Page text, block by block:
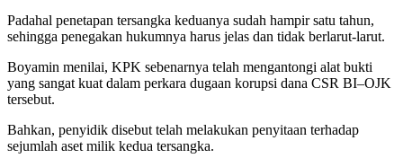
Padahal penetapan tersangka keduanya sudah hampir satu tahun,
sehingga penegakan hukumnya harus jelas dan tidak berlarut-larut.
Boyamin menilai, KPK sebenarnya telah mengantongi alat bukti
yang sangat kuat dalam perkara dugaan korupsi dana CSR BI–OJK
tersebut.
Bahkan, penyidik disebut telah melakukan penyitaan terhadap
sejumlah aset milik kedua tersangka.